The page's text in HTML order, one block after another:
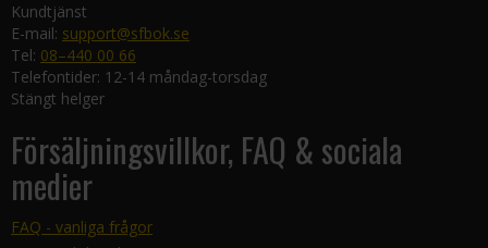
Kundtjänst
E-mail: support@sfbok.se
Tel: 08–440 00 66
Telefontider: 12-14 måndag-torsdag
Stängt helger
Försäljningsvillkor, FAQ & sociala
medier
FAQ - vanliga frågor